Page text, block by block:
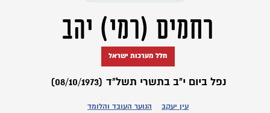
רחמים (רמי) יהב
חלל מערכות ישראל
נפל ביום י"ב בתשרי תשל"ד (08/10/1973)
עין יעקב הנוער העובד והלומד